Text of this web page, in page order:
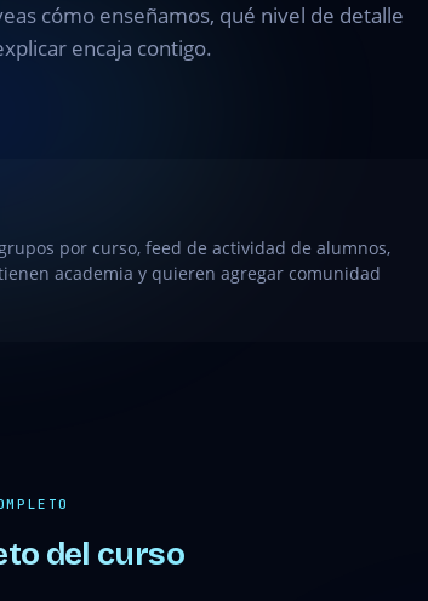
cómo enseñamos, qué nivel de detalle
encaja contigo.
por curso, feed de actividad de alumnos,
academia y quieren agregar comunidad
del curso